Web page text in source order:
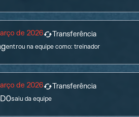
de 2026 Transferência
entrou na equipe como:treinador
de 2026 Transferência
saiu da equipe